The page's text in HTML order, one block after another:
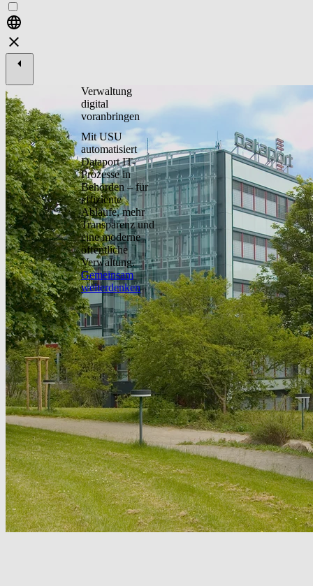
Verwaltung
digital
voranbringen
Mit USU
automatisiert
Dataport IT-
Prozesse in
Behörden – für
effiziente
Abläufe, mehr
Transparenz und
eine moderne
öffentliche
Verwaltung.
Gemeinsam
weiterdenken